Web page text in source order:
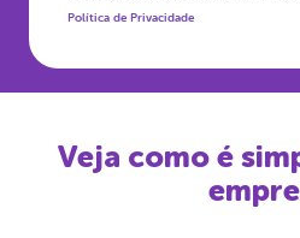
Política de Privacidade
Veja como é